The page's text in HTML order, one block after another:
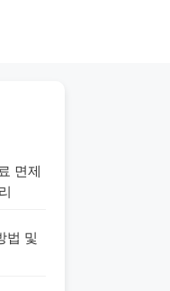
면제
법 및